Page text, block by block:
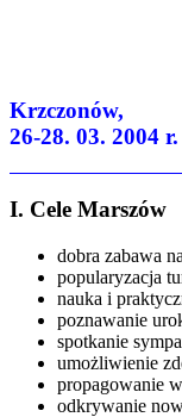
Krzczonów,
26-28. 03. 2004 r.
I. Cele Marszów
dobra zabawa
popularyzacja
nauka i
poznawanie
spotkanie
umożliwienie
propagowanie
odkrywanie